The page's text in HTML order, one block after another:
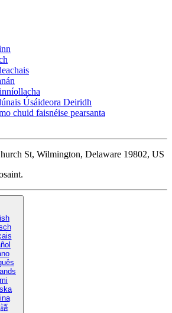
Úsáideora Deiridh
chuid faisnéise pearsanta
St, Wilmington, Delaware 19802, US